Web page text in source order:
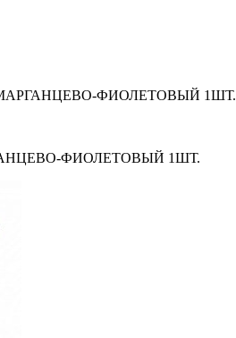
МАРГАНЦЕВО-ФИОЛЕТОВЫЙ 1ШТ.
ФИОЛЕТОВЫЙ 1ШТ.